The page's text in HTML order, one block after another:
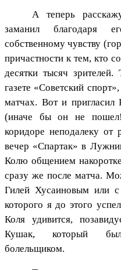
А теперь
заманил благодаря
собственному чувству
причастности к тем, кто
десятки тысяч
газете «Советский
матчах. Вот и пригласил
(иначе бы он не
коридоре неподалеку от
вечер «Спартак» в
Колю общением
сразу же после матча.
Гилей Хусаиновым или
которого я до этого
Коля удивится,
Кушак, который
болельщиком.